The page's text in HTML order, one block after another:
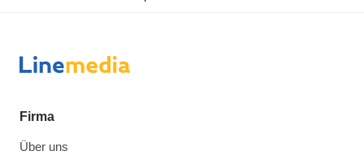
Firma
Über uns